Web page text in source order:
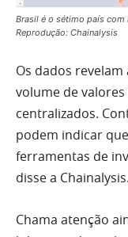
Brasil é o sétimo país
Reprodução: Chainalysis
Os dados
volume de
centralizados.
podem indicar
ferramentas de
disse a Chainalysis.
Chama atenção